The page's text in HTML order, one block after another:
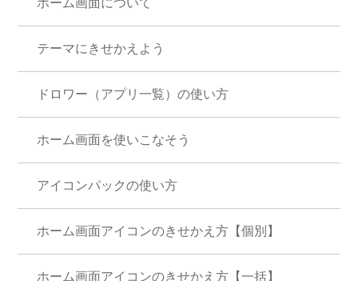
テーマにきせかえよう
ドロワー（アプリ一覧）の使い方
ホーム画面を使いこなそう
アイコンパックの使い方
ホーム画面アイコンのきせかえ方【個別】
ホーム画面アイコンのきせかえ方【一括】